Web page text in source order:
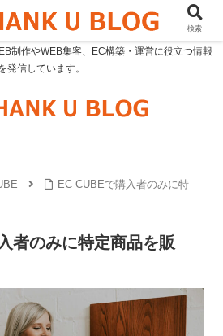
制作やWEB集客、EC構築・運営に役立つ情報
発信しています。
EC-CUBEで購入者のみに特
者のみに特定商品を販
検索